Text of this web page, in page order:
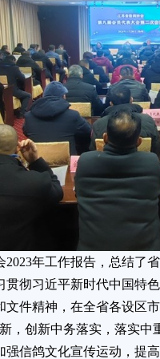
年工作报告，总结了
彻习近平新时代中国特
件精神，在全省各设区
，创新中务落实，落实
信鸽文化宣传运动，提